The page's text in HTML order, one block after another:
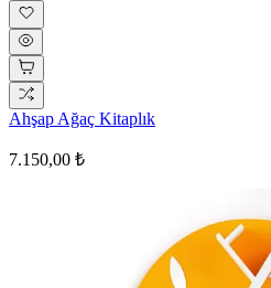
Ahşap Ağaç Kitaplık
7.150,00 ₺